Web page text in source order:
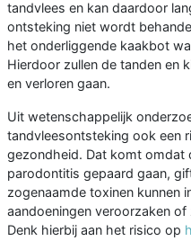
tandvlees en kan daardoor
ontsteking niet wordt
het onderliggende kaakbot
Hierdoor zullen de tanden en
en verloren gaan.
Uit wetenschappelijk
tandvleesontsteking ook een
gezondheid. Dat komt omdat
parodontitis gepaard gaan,
zogenaamde toxinen kunnen
aandoeningen veroorzaken
Denk hierbij aan het risico op